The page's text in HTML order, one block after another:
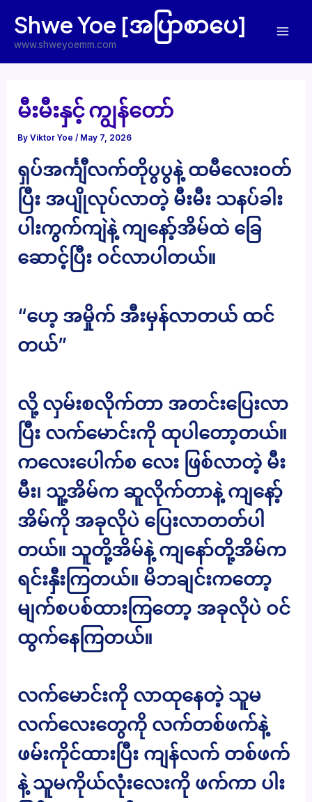
content
Shwe Yoe [အပြာစာပေ]
www.shweyoemm.com
မီးမီးနှင့် ကျွန်တော်
ByViktor Yoe/ May 7, 2026
ရှပ်အင်္ကျီလက်တိုပွပွနဲ့ ထမီလေးဝတ်
ပြီး အပျိုလုပ်လာတဲ့ မီးမီး သနပ်ခါး
ပါးကွက်ကျဲနဲ့ ကျနော့်အိမ်ထဲ ခြေ
ဆောင့်ပြီး ဝင်လာပါတယ်။
“ဟေ့ အမှိုက် အီးမှန်လာတယ် ထင်
တယ်”
လို့ လှမ်းစလိုက်တာ အတင်းပြေးလာ
ပြီး လက်မောင်းကို ထုပါတော့တယ်။
ကလေးပေါက်စ လေး ဖြစ်လာတဲ့ မီး
မီး၊ သူ့အိမ်က ဆူလိုက်တာနဲ့ ကျနော့်
အိမ်ကို အခုလိုပဲ ပြေးလာတတ်ပါ
တယ်။ သူတို့အိမ်နဲ့ ကျနော်တို့အိမ်က
ရင်းနှီးကြတယ်။ မိဘချင်းကတော့
မျက်စပစ်ထားကြတော့ အခုလိုပဲ ဝင်
ထွက်နေကြတယ်။
လက်မောင်းကို လာထုနေတဲ့ သူမ
လက်လေးတွေကို လက်တစ်ဖက်နဲ့
ဖမ်းကိုင်ထားပြီး ကျန်လက် တစ်ဖက်
နဲ့ သူမကိုယ်လုံးလေးကို ဖက်ကာ ပါး